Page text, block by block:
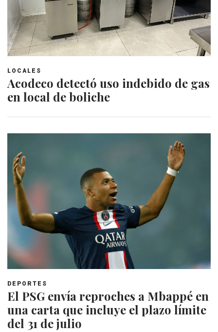
LOCALES
​Acodeco detectó uso indebido de gas
en local de boliche
DEPORTES
El PSG envía reproches a Mbappé en
una carta que incluye el plazo límite
del 31 de julio